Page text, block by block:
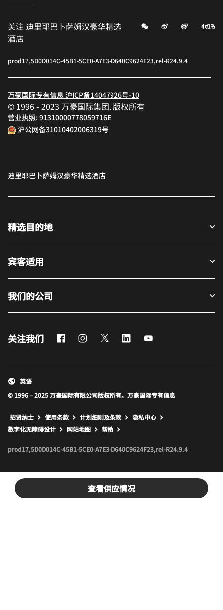
查看供应情况
关注迪里耶巴卜萨姆汉豪华精选
酒店
微信 微博 飞猪
prod17,5D0D014C-45B1-5CE0-A7E3-D640C9624F23,rel-R24.9.4
万豪国际专有信息 沪ICP备14047926号-10
© 1996 - 2023 万豪国际集团. 版权所有
营业执照: 91310000778059716E
沪公网备31010402006319号
迪里耶巴卜萨姆汉豪华精选酒店
精选目的地
宾客适用
我们的公司
关注我们 FacebookInstagram
Twitter LinkedIn
© 1996 – 2025 万豪国际有限公司版权所有。万豪国际专有信息
英语
招贤纳士 使用条款 计划细则及条款
隐私中心
数字化无障碍设计
网站地图 打开新窗口
帮助
prod17,5D0D014C-45B1-5CE0-A7E3-D640C9624F23,rel-R24.9.4